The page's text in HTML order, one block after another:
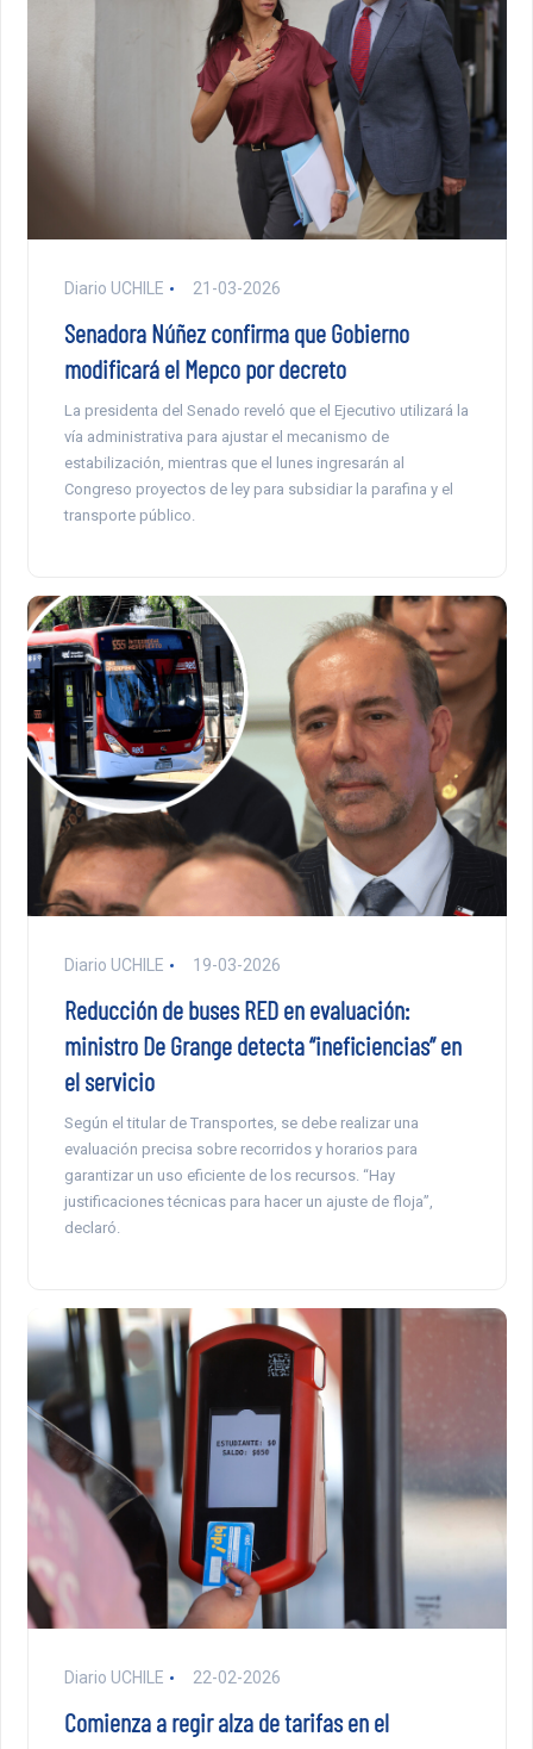
Diario UCHILE 21-03-2026
Senadora Núñez confirma que Gobierno
modificará el Mepco por decreto
La presidenta del Senado reveló que el Ejecutivo utilizará la
vía administrativa para ajustar el mecanismo de
estabilización, mientras que el lunes ingresarán al
Congreso proyectos de ley para subsidiar la parafina y el
transporte público.
Diario UCHILE 19-03-2026
Reducción de buses RED en evaluación:
ministro De Grange detecta “ineficiencias” en
el servicio
Según el titular de Transportes, se debe realizar una
evaluación precisa sobre recorridos y horarios para
garantizar un uso eficiente de los recursos. “Hay
justificaciones técnicas para hacer un ajuste de floja”,
declaró.
Diario UCHILE 22-02-2026
Comienza a regir alza de tarifas en el